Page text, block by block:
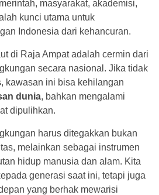
masyarakat, akademisi,
kunci utama untuk
Indonesia dari kehancuran.
di Raja Ampat adalah cermin dari
secara nasional. Jika tidak
kawasan ini bisa kehilangan
dunia, bahkan mengalami
dipulihkan.
harus ditegakkan bukan
melainkan sebagai instrumen
hidup manusia dan alam. Kita
generasi saat ini, tetapi juga
yang berhak mewarisi